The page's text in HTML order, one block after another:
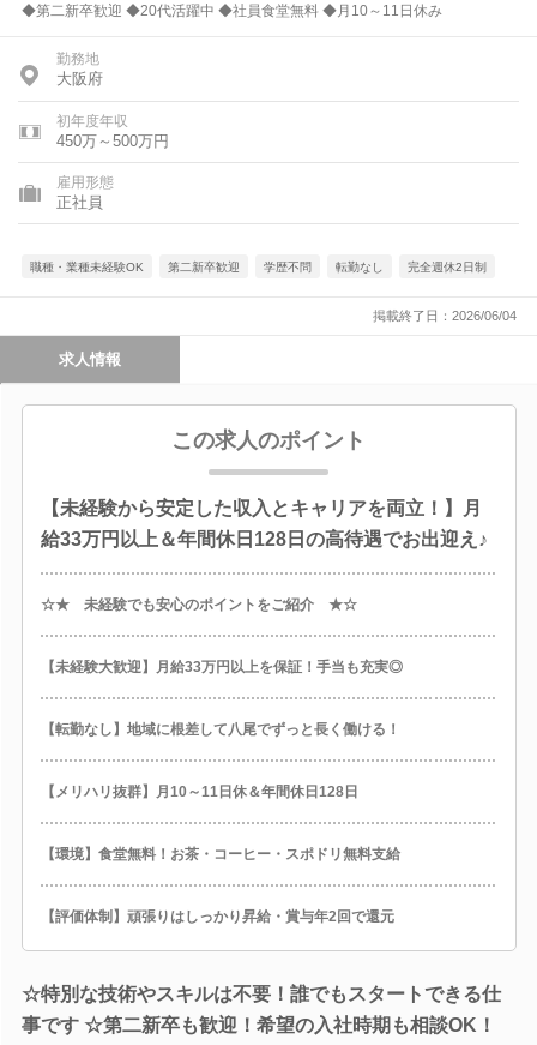
◆第二新卒歓迎 ◆20代活躍中 ◆社員食堂無料 ◆月10～11日休み
勤務地
大阪府
初年度年収
450万～500万円
雇用形態
正社員
職種・業種未経験OK 第二新卒歓迎 学歴不問 転勤なし 完全週休2日制
掲載終了日：2026/06/04
求人情報
この求人のポイント
【未経験から安定した収入とキャリアを両立！】月
給33万円以上＆年間休日128日の高待遇でお出迎え♪
☆★ 未経験でも安心のポイントをご紹介 ★☆
【未経験大歓迎】月給33万円以上を保証！手当も充実◎
【転勤なし】地域に根差して八尾でずっと長く働ける！
【メリハリ抜群】月10～11日休＆年間休日128日
【環境】食堂無料！お茶・コーヒー・スポドリ無料支給
【評価体制】頑張りはしっかり昇給・賞与年2回で還元
☆特別な技術やスキルは不要！誰でもスタートできる仕
事です ☆第二新卒も歓迎！希望の入社時期も相談OK！